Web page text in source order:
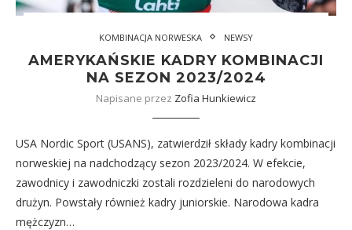
KOMBINACJA NORWESKA NEWSY
AMERYKAŃSKIE KADRY KOMBINACJI
NA SEZON 2023/2024
Napisane przez Zofia Hunkiewicz
USA Nordic Sport (USANS), zatwierdził składy kadry kombinacji
norweskiej na nadchodzący sezon 2023/2024. W efekcie,
zawodnicy i zawodniczki zostali rozdzieleni do narodowych
drużyn. Powstały również kadry juniorskie. Narodowa kadra
mężczyzn…